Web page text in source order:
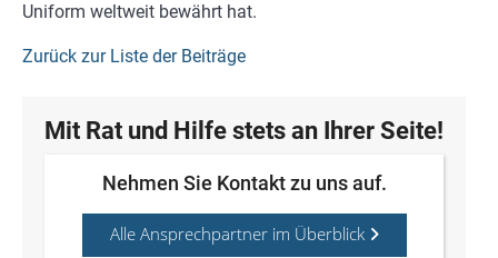
Uniform weltweit bewährt hat.
Zurück zur Liste der Beiträge
Mit Rat und Hilfe stets an Ihrer Seite!
Nehmen Sie Kontakt zu uns auf.
Alle Ansprechpartner im Überblick